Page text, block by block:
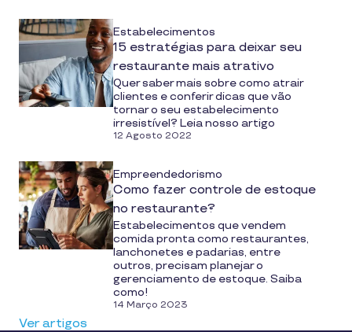
Estabelecimentos
15 estratégias para deixar seu
restaurante mais atrativo
Quer saber mais sobre como atrair
clientes e conferir dicas que vão
tornar o seu estabelecimento
irresistível? Leia nosso artigo
12 Agosto 2022
Empreendedorismo
Como fazer controle de estoque
no restaurante?
Estabelecimentos que vendem
comida pronta como restaurantes,
lanchonetes e padarias, entre
outros, precisam planejar o
gerenciamento de estoque. Saiba
como!
14 Março 2023
Ver artigos